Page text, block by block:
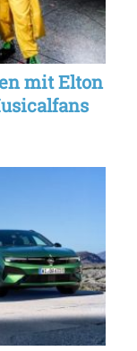
mit Elton